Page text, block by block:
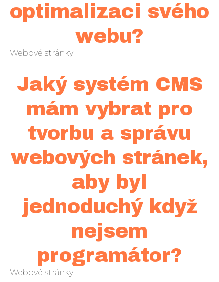
optimalizaci svého
webu?
Webové stránky
Jaký systém CMS
mám vybrat pro
tvorbu a správu
webových stránek,
aby byl
jednoduchý když
nejsem
programátor?
Webové stránky